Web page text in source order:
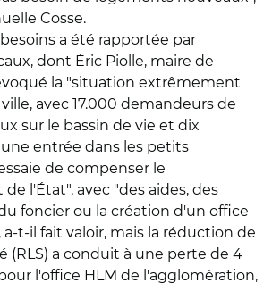
Cosse.
a été rapportée par
dont Éric Piolle, maire de
la "situation extrêmement
avec 17.000 demandeurs de
sur le bassin de vie et dix
entrée dans les petits
de compenser le
l'État", avec "des aides, des
foncier ou la création d'un office
a-t-il fait valoir, mais la réduction de
(RLS) a conduit à une perte de 4
l'office HLM de l'agglomération,